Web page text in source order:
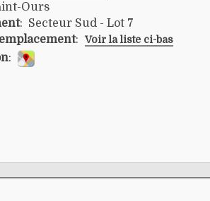
Ours
: Secteur Sud - Lot 7
: Voir la liste ci-bas
: